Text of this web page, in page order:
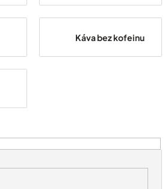
Káva bez kofeinu